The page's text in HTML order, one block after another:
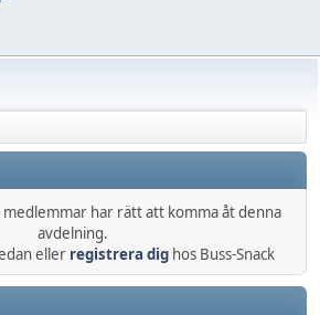
har rätt att komma åt denna
avdelning.
eller registrera dig hos Buss-Snack